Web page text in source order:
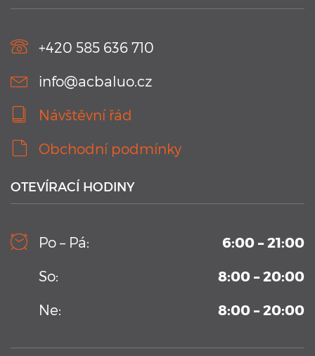
Kamerový systém v testovacím bazénu Aplikačního
centra BALUO
Vysoko-sekvenční kamerový systém permanentně
umístění v Aplikačním centrum BALUO. Více informací zde
+420 585 636 710
info@acbaluo.cz
Návštěvní řád
Obchodní podmínky
OTEVÍRACÍ HODINY
Po – Pá:
6:00 – 21:00
So:
8:00 – 20:00
Ne:
8:00 – 20:00